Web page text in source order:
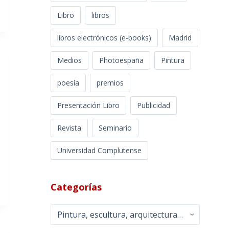
Libro libros
libros electrónicos (e-books) Madrid
Medios Photoespaña Pintura
poesía premios
Presentación Libro Publicidad
Revista Seminario
Universidad Complutense
Categorías
Categorías